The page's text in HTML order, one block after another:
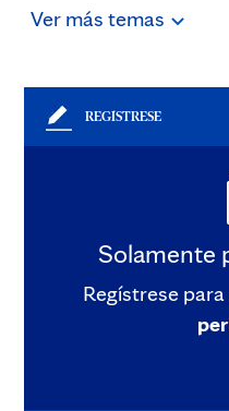
Ver más temas
REGÍSTRESE
Solamente
Regístrese